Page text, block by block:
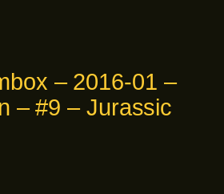
– 2016-01 –
– #9 – Jurassic